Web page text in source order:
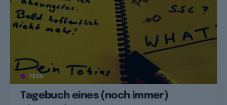
TECH
Tagebuch eines (noch immer)